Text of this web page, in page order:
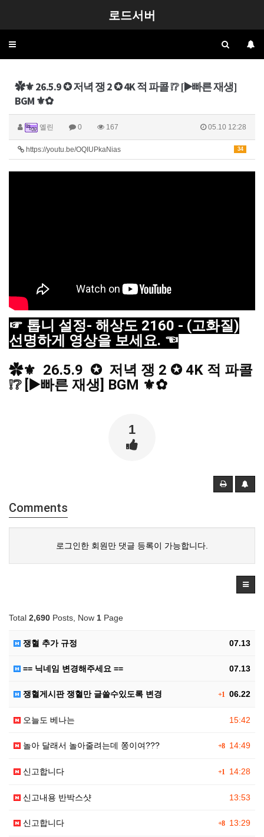
로드서버
Toggle
✿⚜ 26.5.9 ✪ 저녁 쟁 2 ✪ 4K 적 파콜 ❕❔ [▶️빠른 재생]
BGM ⚜✿
엘린 0 167 05.10 12:28
34
https://youtu.be/OQIUPkaNias
☞ 톱니 설정- 해상도 2160 - (고화질)
선명하게 영상을 보세요. ☜
✿⚜  26.5.9  ✪  저녁 쟁 2 ✪ 4K 적 파콜
❕❔ [▶️빠른 재생] BGM ⚜✿
1
Comments
로그인한 회원만 댓글 등록이 가능합니다.
Total 2,690 Posts, Now 1 Page
07.13
쟁혈 추가 규정
07.13
== 닉네임 변경해주세요 ==
+1 06.22
쟁혈게시판 쟁혈만 글쓸수있도록 변경
15:42
오늘도 베나는
+8 14:49
놀아 달래서 놀아줄려는데 쫑이여???
+1 14:28
신고합니다
13:53
신고내용 반박스샷
+8 13:29
신고합니다